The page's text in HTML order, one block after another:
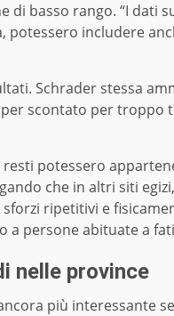
di basso rango. “I dati
potessero includere
Schrader stessa
scontato per troppo
potessero
che in altri siti
sforzi ripetitivi e
a persone abituate a
nelle province
più interessante